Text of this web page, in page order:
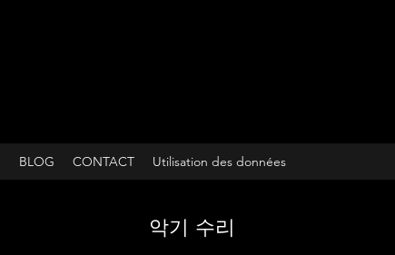
BLOG CONTACT Utilisation des données
악기 수리